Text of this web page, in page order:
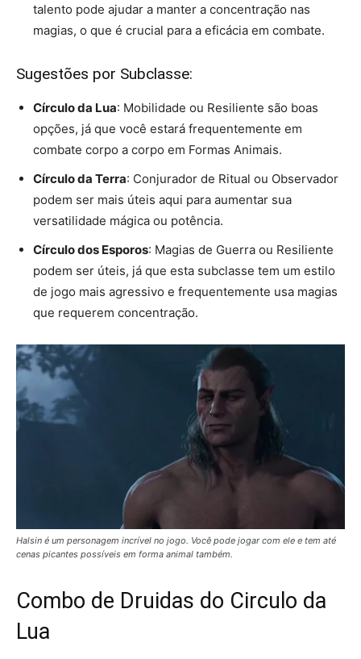
talento pode ajudar a manter a concentração nas
magias, o que é crucial para a eficácia em combate.
Sugestões por Subclasse:
Círculo da Lua: Mobilidade ou Resiliente são boas
opções, já que você estará frequentemente em
combate corpo a corpo em Formas Animais.
Círculo da Terra: Conjurador de Ritual ou Observador
podem ser mais úteis aqui para aumentar sua
versatilidade mágica ou potência.
Círculo dos Esporos: Magias de Guerra ou Resiliente
podem ser úteis, já que esta subclasse tem um estilo
de jogo mais agressivo e frequentemente usa magias
que requerem concentração.
Halsin é um personagem incrível no jogo. Você pode jogar com ele e tem até
cenas picantes possíveis em forma animal também.
Combo de Druidas do Circulo da
Lua